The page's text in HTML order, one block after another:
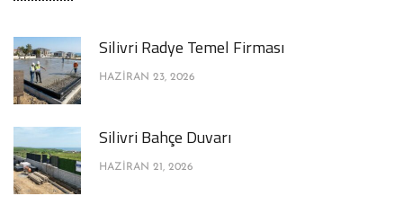
Silivri Radye Temel Firması
HAZIRAN 23, 2026
Silivri Bahçe Duvarı
HAZIRAN 21, 2026